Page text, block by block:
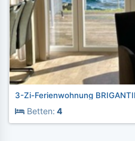
3-Zi-Ferienwohnung
Betten: 4